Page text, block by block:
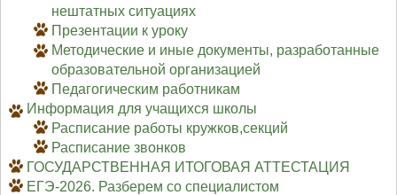
нештатных ситуациях
Презентации к уроку
Методические и иные документы, разработанные
образовательной организацией
Педагогическим работникам
Информация для учащихся школы
Расписание работы кружков,секций
Расписание звонков
ГОСУДАРСТВЕННАЯ ИТОГОВАЯ АТТЕСТАЦИЯ
ЕГЭ-2026. Разберем со специалистом